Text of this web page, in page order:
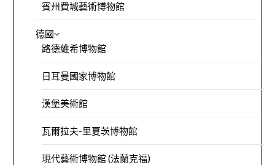
賓州費城藝術博物館
德國
路德維希博物館
日耳曼國家博物館
漢堡美術館
瓦爾拉夫-里夏茨博物館
現代藝術博物館 (法蘭克福)